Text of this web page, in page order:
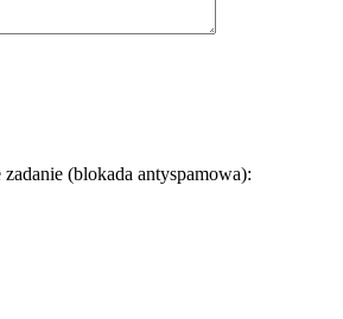
(blokada antyspamowa):